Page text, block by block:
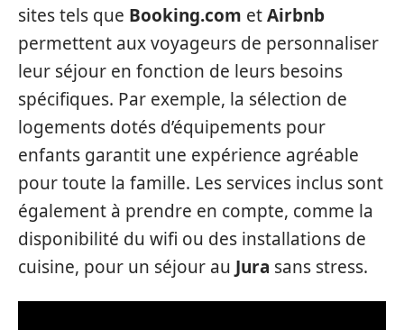
sites tels que Booking.com etAirbnb
permettent aux voyageurs de personnaliser
leur séjour en fonction de leurs besoins
spécifiques. Par exemple, la sélection de
logements dotés d’équipements pour
enfants garantit une expérience agréable
pour toute la famille. Les services inclus sont
également à prendre en compte, comme la
disponibilité du wifi ou des installations de
cuisine, pour un séjour au Jura sans stress.